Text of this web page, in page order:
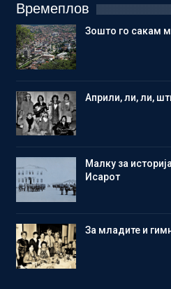
Времеплов
Зошто го сакам
Aприли, ли, ли,
Малку за
Исарот
Зa младите и